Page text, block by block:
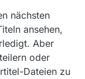
nächsten
ansehen,
Aber
oder
Dateien zu